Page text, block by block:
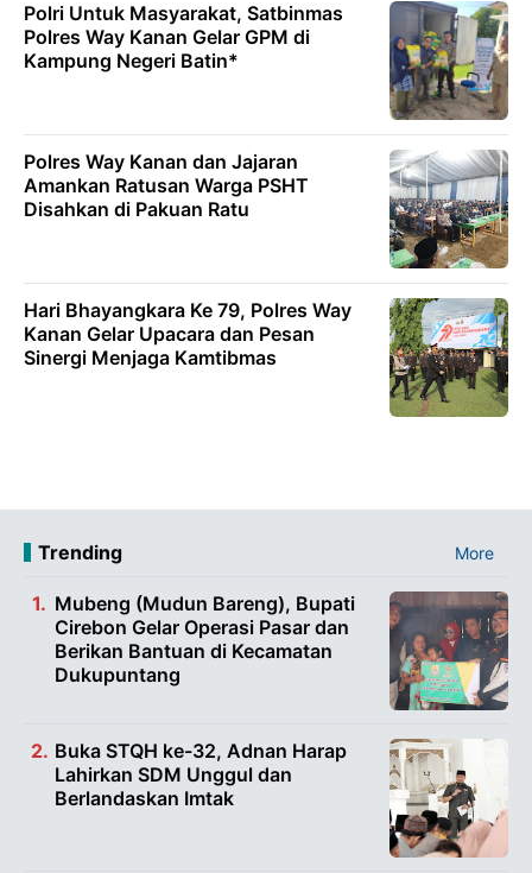
Polri Untuk Masyarakat, Satbinmas
Polres Way Kanan Gelar GPM di
Kampung Negeri Batin*
Polres Way Kanan dan Jajaran
Amankan Ratusan Warga PSHT
Disahkan di Pakuan Ratu
Hari Bhayangkara Ke 79, Polres Way
Kanan Gelar Upacara dan Pesan
Sinergi Menjaga Kamtibmas
Trending More
Mubeng (Mudun Bareng), Bupati
Cirebon Gelar Operasi Pasar dan
Berikan Bantuan di Kecamatan
Dukupuntang
Buka STQH ke-32, Adnan Harap
Lahirkan SDM Unggul dan
Berlandaskan Imtak